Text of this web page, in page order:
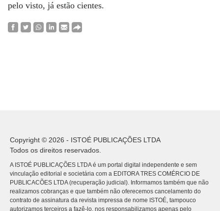
pelo visto, já estão cientes.
Copyright © 2026 - ISTOÉ PUBLICAÇÕES LTDA
Todos os direitos reservados.
A ISTOÉ PUBLICAÇÕES LTDA é um portal digital independente e sem
vinculação editorial e societária com a EDITORA TRES COMÉRCIO DE
PUBLICACÕES LTDA (recuperação judicial). Informamos também que não
realizamos cobranças e que também não oferecemos cancelamento do
contrato de assinatura da revista impressa de nome ISTOÉ, tampouco
autorizamos terceiros a fazê-lo, nos responsabilizamos apenas pelo